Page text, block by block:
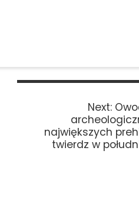
Next: Next
post:
największych
twierdz w